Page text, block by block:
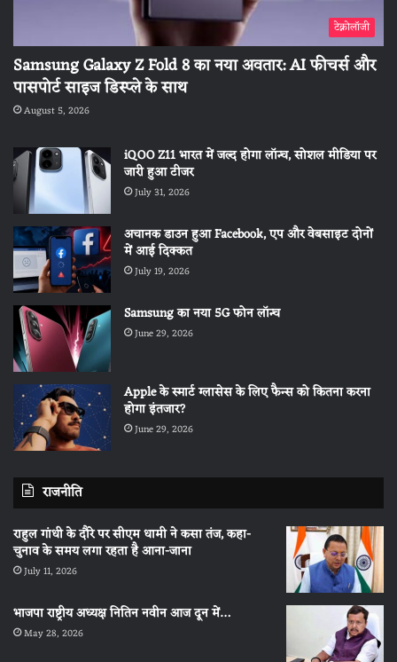
टेक्नोलॉजी
Samsung Galaxy Z Fold 8 का नया अवतार: AI फीचर्स और
पासपोर्ट साइज डिस्प्ले के साथ
August 5, 2026
iQOO Z11 भारत में जल्द होगा लॉन्च, सोशल मीडिया पर
जारी हुआ टीजर
July 31, 2026
अचानक डाउन हुआ Facebook, एप और वेबसाइट दोनों
में आई दिक्कत
July 19, 2026
Samsung का नया 5G फोन लॉन्च
June 29, 2026
Apple के स्मार्ट ग्लासेस के लिए फैन्स को कितना करना
होगा इंतजार?
June 29, 2026
राजनीति
राहुल गांधी के दौरे पर सीएम धामी ने कसा तंज, कहा-
चुनाव के समय लगा रहता है आना-जाना
July 11, 2026
भाजपा राष्ट्रीय अध्यक्ष नितिन नवीन आज दून में…
May 28, 2026